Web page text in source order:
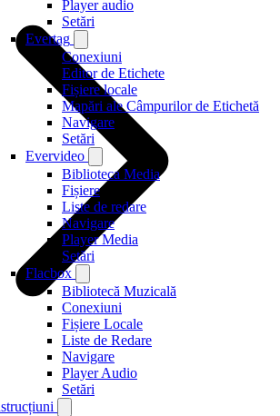
Player audio
Setări
Evertag
Conexiuni
Editor de Etichete
Fișiere locale
Mapări ale Câmpurilor de Etichetă
Navigare
Setări
Evervideo
Biblioteca Media
Fișiere
Liste de redare
Navigare
Player Media
Setări
Flacbox
Bibliotecă Muzicală
Conexiuni
Fișiere Locale
Liste de Redare
Navigare
Player Audio
Setări